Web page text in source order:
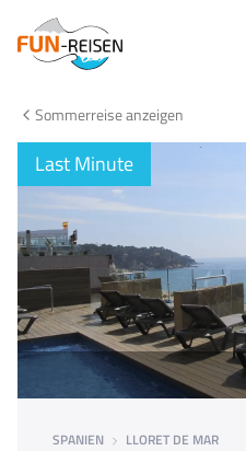
Keine Reisen auf der Merkliste
Sommerreise anzeigen
Last Minute
SPANIEN LLORET DE MAR